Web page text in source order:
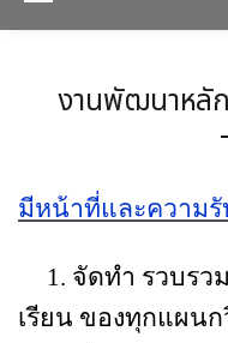
งานพัฒนาหลั
มีหน้าที่และความ
1. จัดทำ รวบรว
เรียน ของทุกแผนก